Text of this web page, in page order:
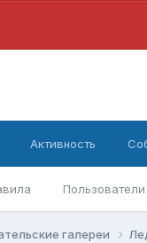
Активность
галереи